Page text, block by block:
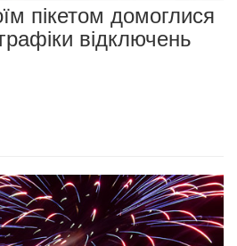
пікетом домоглися
відключень